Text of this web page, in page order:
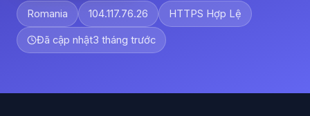
Romania 104.117.76.26 HTTPS Hợp Lệ
Đã cập nhật3 tháng trước